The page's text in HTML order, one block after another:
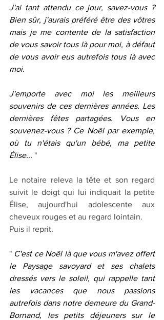
J'ai tant attendu ce jour, savez-vous ?
Bien sûr, j'aurais préféré être des vôtres
mais je me contente de la satisfaction
de vous savoir tous là pour moi, à défaut
de vous avoir eus autrefois tous là avec
moi.
J'emporte avec moi les meilleurs
souvenirs de ces dernières années. Les
dernières fêtes partagées. Vous en
souvenez-vous ? Ce Noël par exemple,
où tu n'étais qu'un bébé, ma petite
Élise... "
Le notaire releva la tête et son regard
suivit le doigt qui lui indiquait la petite
Élise, aujourd'hui adolescente aux
cheveux rouges et au regard lointain.
Puis il reprit.
" C'est ce Noël là que vous m'avez offert
le Paysage savoyard et ses chalets
dressés vers le soleil, qui rappelle tant
les vacances que nous passions
autrefois dans notre demeure du Grand-
Bornand, les petits déjeuners sur le